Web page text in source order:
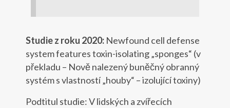
Studie z roku 2020: Newfound cell defense
system features toxin-isolating „sponges“ (v
překladu – Nově nalezený buněčný obranný
systém s vlastností „houby“ – izolující toxiny)
Podtitul studie: V lidských a zvířecích